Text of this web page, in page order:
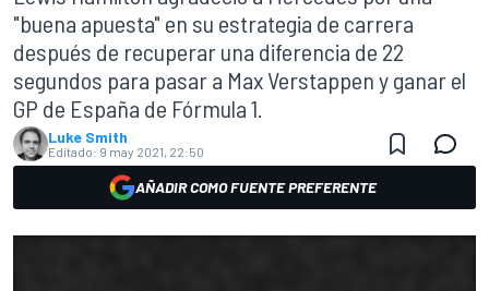
"buena apuesta" en su estrategia de carrera
después de recuperar una diferencia de 22
segundos para pasar a Max Verstappen y ganar el
GP de España de Fórmula 1.
Luke Smith
Editado: 9 may 2021, 22:50
AÑADIR COMO FUENTE PREFERENTE